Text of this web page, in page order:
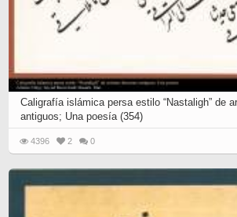
Caligrafía islámica persa estilo “Nastaligh” de
antiguos; Una poesía (354)
4396 2 0